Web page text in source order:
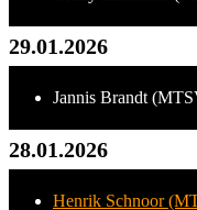
29.01.2026
Jannis Brandt
28.01.2026
Henrik Schnoor